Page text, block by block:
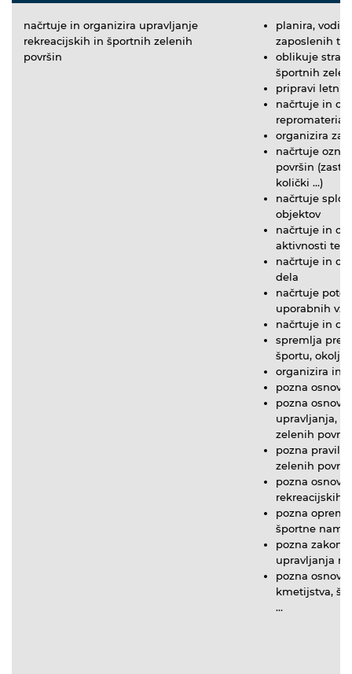
načrtuje in organizira upravljanje
rekreacijskih in športnih zelenih
površin
planira, vodi,
zaposlenih
oblikuje
športnih
pripravi letni
načrtuje in
organizira
načrtuje
površin
količki …)
načrtuje
objektov
načrtuje in
aktivnosti ter
načrtuje in
dela
načrtuje
uporabnih
načrtuje in
spremlja
športu, okolju
organizira in
pozna
pozna
upravljanja,
zelenih
pozna pravila
zelenih
pozna
rekreacijskih
pozna
športne
pozna
upravljanja
pozna
kmetijstva,
…